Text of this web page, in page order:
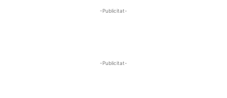
-Publicitat-
-Publicitat-